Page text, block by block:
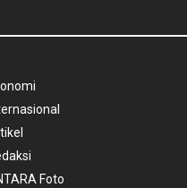
Foto